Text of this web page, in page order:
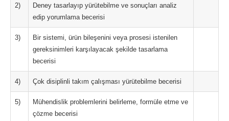
2)
Deney tasarlayıp yürütebilme ve sonuçları analiz
edip yorumlama becerisi
3)
Bir sistemi, ürün bileşenini veya prosesi istenilen
gereksinimleri karşılayacak şekilde tasarlama
becerisi
4) Çok disiplinli takım çalışması yürütebilme becerisi
5)
Mühendislik problemlerini belirleme, formüle etme ve
çözme becerisi